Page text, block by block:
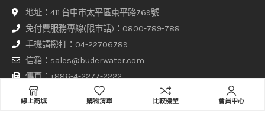
地址：411 台中市太平區東平路769號
免付費服務專線(限市話)：0800-789-788
手機請撥打：04-22706789
信箱：sales@buderwater.com
傳真：+886-4-2277-2222
線上商城 購物清單 比較機型 會員中心